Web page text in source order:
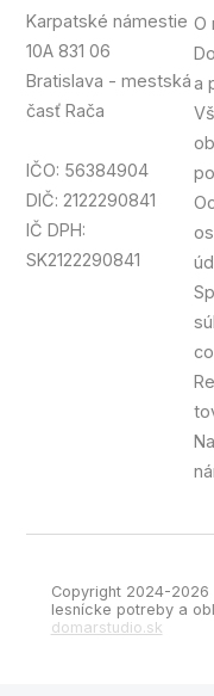
Karpatské námestie
10A 831 06
Bratislava - mestská
časť Rača
IČO: 56384904
DIČ: 2122290841
IČ DPH:
SK2122290841
O
a
Copyright 2024-2026
lesnícke potreby a
domarstudio.sk